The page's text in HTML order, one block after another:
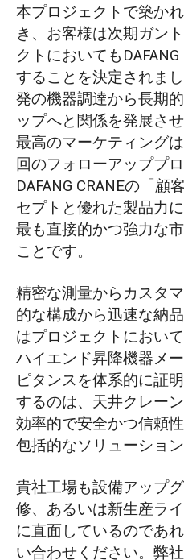
本プロジェクトで築か
き、お客様は次期ガン
クトにおいても
することを決定されま
発の機器調達から長期
ップへと関係を発展さ
最高のマーケティング
回のフォローアッププ
DAFANG CRANEの「
セプトと優れた製品力
最も直接的かつ強力な
ことです。
精密な測量からカスタ
的な構成から迅速な納
はプロジェクトにおい
ハイエンド昇降機器メ
ピタンスを体系的に証
するのは、天井クレー
効率的で安全かつ信頼
包括的なソリューション
貴社工場も設備アップ
修、あるいは新生産ラ
に直面しているのであ
い合わせください。弊